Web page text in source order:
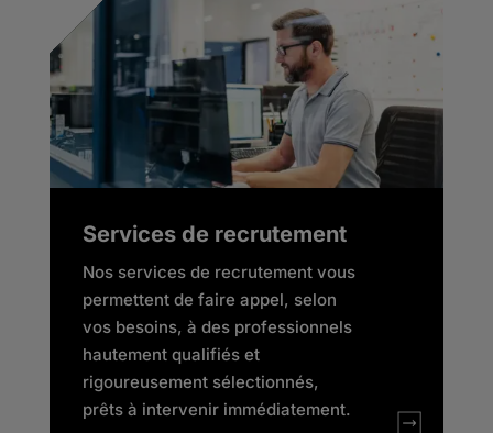
Services de recrutement
Nos services de recrutement vous
permettent de faire appel, selon
vos besoins, à des professionnels
hautement qualifiés et
rigoureusement sélectionnés,
prêts à intervenir immédiatement.